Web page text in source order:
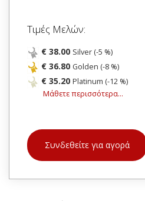
Τιμές Μελών:
€ 38.00 Silver (-5 %)
€ 36.80 Golden (-8 %)
€ 35.20 Platinum (-12 %)
Μάθετε περισσότερα...
Συνδεθείτε για αγορά